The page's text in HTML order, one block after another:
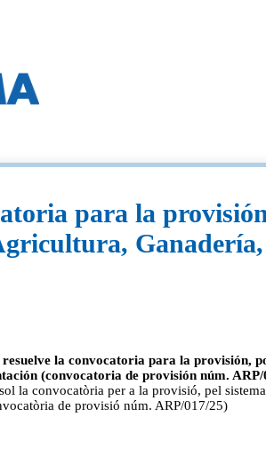
para la
la convocatoria para la provisión,
(convocatoria de provisión núm. ARP/
la convocatòria per a la provisió, pel
de provisió núm. ARP/017/25)